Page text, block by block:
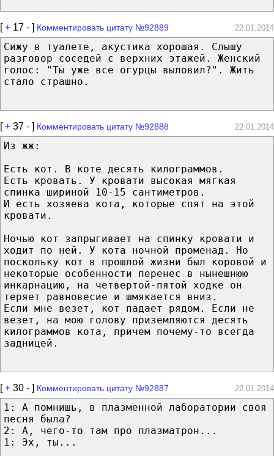
[+ 17 - ] Комментировать цитату №92889 22.01.2014
Сижу в туалете, акустика хорошая. Слышу
разговор соседей с верхних этажей. Женский
голос: "Ты уже все огурцы выловил?". Жить
стало страшно.
[+ 37 - ] Комментировать цитату №92888 22.01.2014
Из жж:
Есть кот. В коте десять килограммов.
Есть кровать. У кровати высокая мягкая
спинка шириной 10-15 сантиметров.
И есть хозяева кота, которые спят на этой
кровати.
Ночью кот запрыгивает на спинку кровати и
ходит по ней. У кота ночной променад. Но
поскольку кот в прошлой жизни был коровой и
некоторые особенности перенес в нынешнюю
инкарнацию, на четвертой-пятой ходке он
теряет равновесие и шмякается вниз.
Если мне везет, кот падает рядом. Если не
везет, на мою голову приземляются десять
килограммов кота, причем почему-то всегда
задницей.
[+ 30 - ] Комментировать цитату №92887 22.01.2014
1: А помнишь, в плазменной лаборатории своя
песня была?
2: А, чего-то там про плазматрон...
1: Эх, ты...